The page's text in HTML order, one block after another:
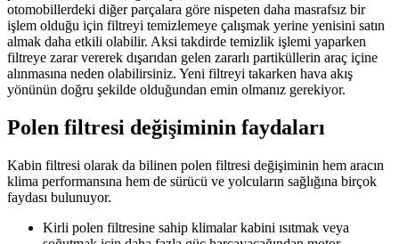
otomobillerdeki diğer parçalara göre nispeten daha masrafsız bir
işlem olduğu için filtreyi temizlemeye çalışmak yerine yenisini satın
almak daha etkili olabilir. Aksi takdirde temizlik işlemi yaparken
filtreye zarar vererek dışarıdan gelen zararlı partiküllerin araç içine
alınmasına neden olabilirsiniz. Yeni filtreyi takarken hava akış
yönünün doğru şekilde olduğundan emin olmanız gerekiyor.
Polen filtresi değişiminin faydaları
Kabin filtresi olarak da bilinen polen filtresi değişiminin hem aracın
klima performansına hem de sürücü ve yolcuların sağlığına birçok
faydası bulunuyor.
Kirli polen filtresine sahip klimalar kabini ısıtmak veya